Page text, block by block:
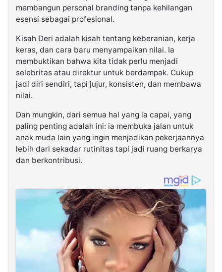
membangun personal branding tanpa kehilangan
esensi sebagai profesional.
Kisah Deri adalah kisah tentang keberanian, kerja
keras, dan cara baru menyampaikan nilai. Ia
membuktikan bahwa kita tidak perlu menjadi
selebritas atau direktur untuk berdampak. Cukup
jadi diri sendiri, tapi jujur, konsisten, dan membawa
nilai.
Dan mungkin, dari semua hal yang ia capai, yang
paling penting adalah ini: ia membuka jalan untuk
anak muda lain yang ingin menjadikan pekerjaannya
lebih dari sekadar rutinitas tapi jadi ruang berkarya
dan berkontribusi.